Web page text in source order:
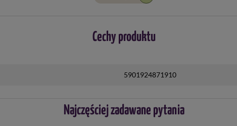
Cechy produktu
5901924871910
Najczęściej zadawane pytania